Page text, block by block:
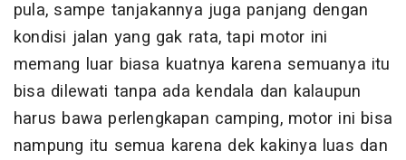
pula, sampe tanjakannya juga panjang dengan
kondisi jalan yang gak rata, tapi motor ini
memang luar biasa kuatnya karena semuanya itu
bisa dilewati tanpa ada kendala dan kalaupun
harus bawa perlengkapan camping, motor ini bisa
nampung itu semua karena dek kakinya luas dan